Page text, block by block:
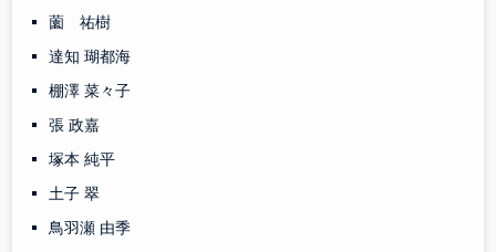
薗 祐樹
達知 瑚都海
棚澤 菜々子
張 政嘉
塚本 純平
土子 翠
鳥羽瀬 由季